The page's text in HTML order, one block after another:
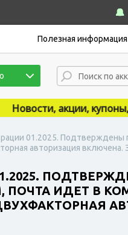
Полезная информация
акции, купоны,
01.2025.
авторизация включена.
ПОЧТА ИДЕТ